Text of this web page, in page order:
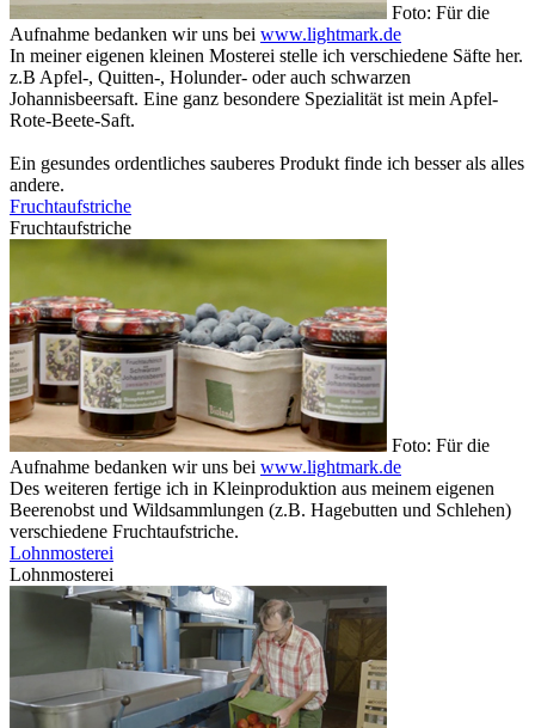
Foto: Für die
Aufnahme bedanken wir uns bei www.lightmark.de
In meiner eigenen kleinen Mosterei stelle ich verschiedene Säfte her.
z.B Apfel-, Quitten-, Holunder- oder auch schwarzen
Johannisbeersaft. Eine ganz besondere Spezialität ist mein Apfel-
Rote-Beete-Saft.
Ein gesundes ordentliches sauberes Produkt finde ich besser als alles
andere.
Fruchtaufstriche
Fruchtaufstriche
Foto: Für die
Aufnahme bedanken wir uns bei www.lightmark.de
Des weiteren fertige ich in Kleinproduktion aus meinem eigenen
Beerenobst und Wildsammlungen (z.B. Hagebutten und Schlehen)
verschiedene Fruchtaufstriche.
Lohnmosterei
Lohnmosterei